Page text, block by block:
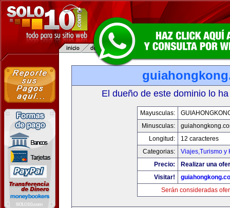
El dueño de este dominio lo
Mayusculas:
Minusculas:
Longitud:
12 caracteres
Categorias:
Viajes,Turismo y
Precio:
Realizar una
Visitar!
Serán consideradas